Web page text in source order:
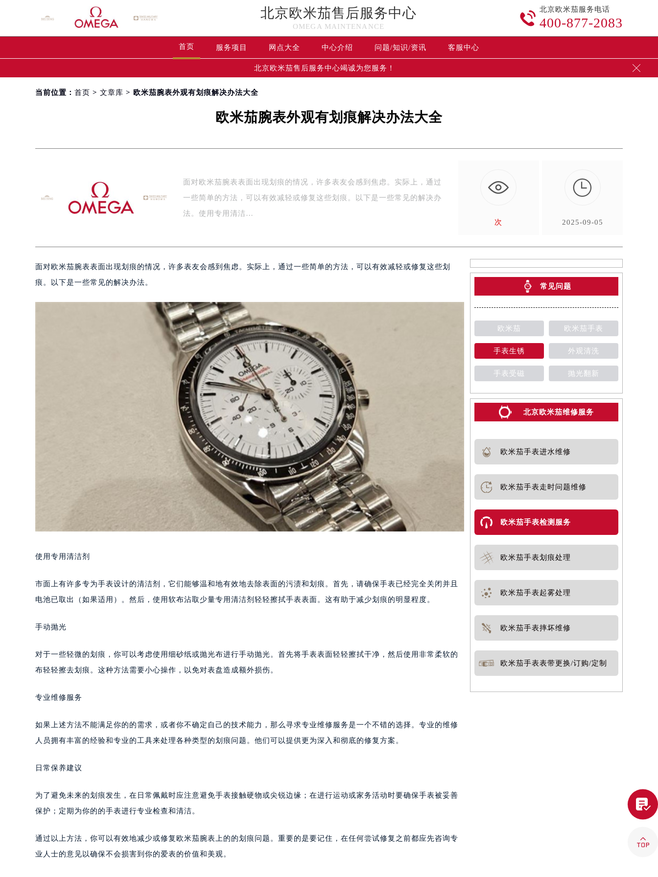
北京欧米茄售后服务中心
OMEGA MAINTENANCE

北京欧米茄服务电话
400-877-2083
首页 服务项目 网点大全 中心介绍 问题/知识/资讯 客服中心
北京欧米茄售后服务中心竭诚为您服务！ 
当前位置： 首页 > 文章库 > 欧米茄腕表外观有划痕解决办法大全
欧米茄腕表外观有划痕解决办法大全
面对欧米茄腕表表面出现划痕的情况，许多表友会感到焦虑。实际上，通过
一些简单的方法，可以有效减轻或修复这些划痕。以下是一些常见的解决办
法。使用专用清洁…
次

2025-09-05
面对欧米茄腕表表面出现划痕的情况，许多表友会感到焦虑。实际上，通过一些简单的方法，可以有效减轻或修复这些划
痕。以下是一些常见的解决办法。
使用专用清洁剂
市面上有许多专为手表设计的清洁剂，它们能够温和地有效地去除表面的污渍和划痕。首先，请确保手表已经完全关闭并且
电池已取出（如果适用）。然后，使用软布沾取少量专用清洁剂轻轻擦拭手表表面。这有助于减少划痕的明显程度。
手动抛光
对于一些轻微的划痕，你可以考虑使用细砂纸或抛光布进行手动抛光。首先将手表表面轻轻擦拭干净，然后使用非常柔软的
布轻轻擦去划痕。这种方法需要小心操作，以免对表盘造成额外损伤。
专业维修服务
如果上述方法不能满足你的的需求，或者你不确定自己的技术能力，那么寻求专业维修服务是一个不错的选择。专业的维修
人员拥有丰富的经验和专业的工具来处理各种类型的划痕问题。他们可以提供更为深入和彻底的修复方案。
日常保养建议
为了避免未来的划痕发生，在日常佩戴时应注意避免手表接触硬物或尖锐边缘；在进行运动或家务活动时要确保手表被妥善
保护；定期为你的的手表进行专业检查和清洁。
通过以上方法，你可以有效地减少或修复欧米茄腕表上的的划痕问题。重要的是要记住，在任何尝试修复之前都应先咨询专
业人士的意见以确保不会损害到你的爱表的价值和美观。
常见问题
欧米茄 欧米茄手表
手表生锈 外观清洗
手表受磁 抛光翻新
北京欧米茄维修服务
欧米茄手表进水维修
欧米茄手表走时问题维修
欧米茄手表检测服务
欧米茄手表划痕处理
欧米茄手表起雾处理
欧米茄手表摔坏维修
欧米茄手表表带更换/订购/定制

